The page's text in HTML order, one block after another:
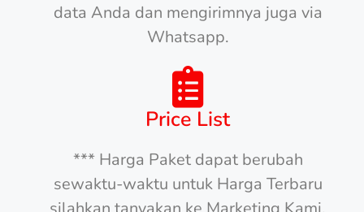
data Anda dan mengirimnya juga via
Whatsapp.
Price List
*** Harga Paket dapat berubah
sewaktu-waktu untuk Harga Terbaru